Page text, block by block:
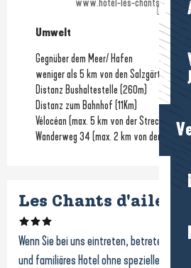
Umwelt
Umwelt
Gegnüber dem Meer/ Hafen
weniger als 5 km von den Salzgärten
Distanz Bushaltestelle (260m)
Distanz zum Bahnhof (11Km)
Vélocéan (max. 5 km von der Strecke
Wanderweg 34 (max. 2 km von der
Les Chants d'ailes
Wenn Sie bei uns eintreten, betreten Sie
und familiäres Hotel ohne speziellen Luxus